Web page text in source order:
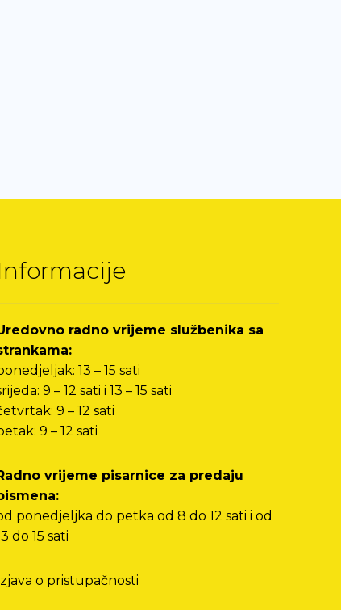
radno vrijeme službenika sa
13 – 15 sati
9 – 12 sati i 13 – 15 sati
9 – 12 sati
9 – 12 sati
vrijeme pisarnice za predaju
ponedjeljka do petka od 8 do 12 sati i od
do 15 sati
Izjava o pristupačnosti